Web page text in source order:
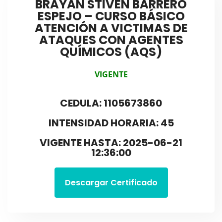
BRAYAN STIVEN BARRERO
ESPEJO – CURSO BÁSICO
ATENCIÓN A VICTIMAS DE
ATAQUES CON AGENTES
QUÍMICOS (AQS)
VIGENTE
CEDULA: 1105673860
INTENSIDAD HORARIA: 45
VIGENTE HASTA: 2025-06-21
12:36:00
Descargar Certificado